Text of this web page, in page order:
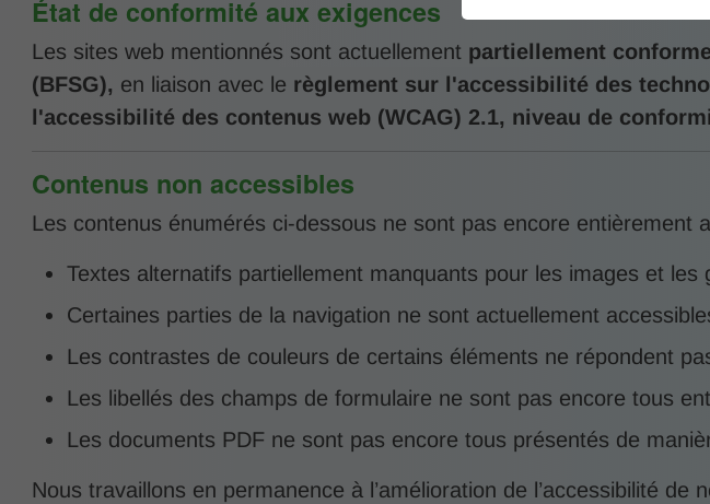
État de conformité aux exigences
Les sites web mentionnés sont actuellement partiellement
(BFSG), en liaison avec le règlement sur l'accessibilité des
l'accessibilité des contenus web (WCAG) 2.1, niveau de
Contenus non accessibles
Les contenus énumérés ci-dessous ne sont pas encore entièrement
Textes alternatifs partiellement manquants pour les images et les
Certaines parties de la navigation ne sont actuellement
Les contrastes de couleurs de certains éléments ne répondent
Les libellés des champs de formulaire ne sont pas encore tous
Les documents PDF ne sont pas encore tous présentés de
Nous travaillons en permanence à l’amélioration de l’accessibilité